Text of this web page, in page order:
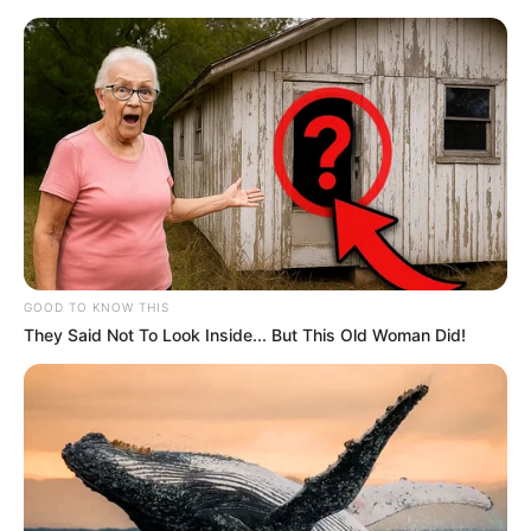
Darmstadt - Heinerfest (02.07.2026 - 06.07.2026)*
Darmstadt Veranstaltungen Hotels
Heinerfest mit Riesenrad in Darmstadt
GOOD TO KNOW THIS
They Said Not To Look Inside... But This Old Woman Did!